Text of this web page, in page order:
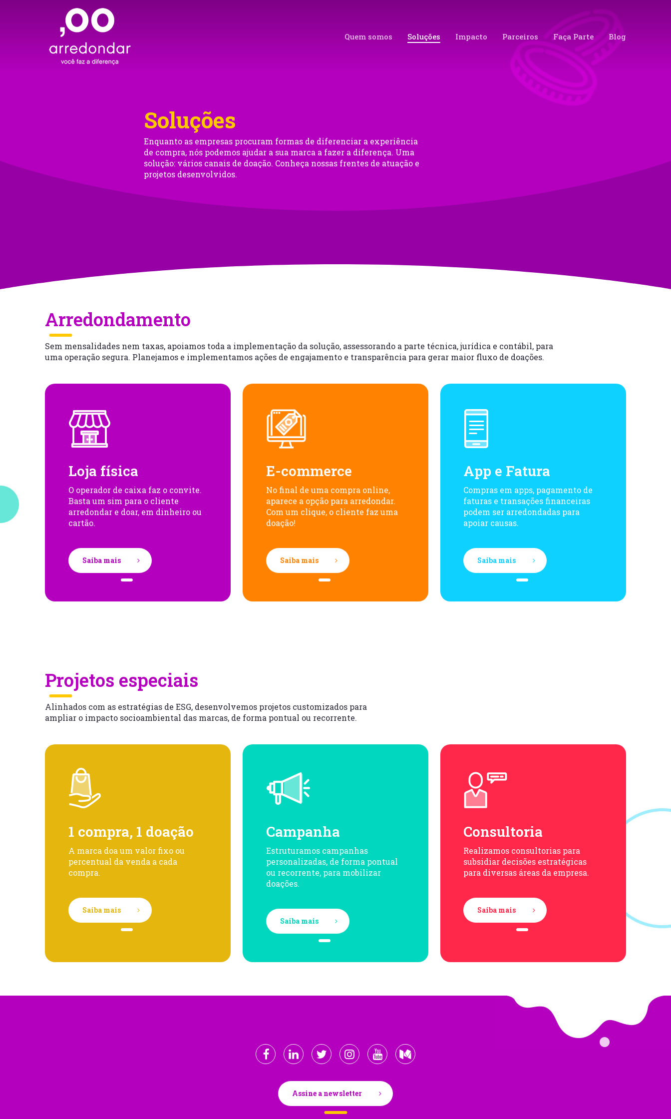
Quem somos Soluções Impacto Parceiros Faça Parte Blog
Soluções
Enquanto as empresas procuram formas de diferenciar a experiência
de compra, nós podemos ajudar a sua marca a fazer a diferença. Uma
solução: vários canais de doação. Conheça nossas frentes de atuação e
projetos desenvolvidos.
Arredondamento
Sem mensalidades nem taxas, apoiamos toda a implementação da solução, assessorando a parte técnica, jurídica e contábil, para
uma operação segura. Planejamos e implementamos ações de engajamento e transparência para gerar maior fluxo de doações.
Loja física
O operador de caixa faz o convite.
Basta um sim para o cliente
arredondar e doar, em dinheiro ou
cartão.
Saiba mais
E-commerce
No final de uma compra online,
aparece a opção para arredondar.
Com um clique, o cliente faz uma
doação!
Saiba mais
App e Fatura
Compras em apps, pagamento de
faturas e transações financeiras
podem ser arredondadas para
apoiar causas.
Saiba mais
Projetos especiais
Alinhados com as estratégias de ESG, desenvolvemos projetos customizados para
ampliar o impacto socioambiental das marcas, de forma pontual ou recorrente.
1 compra, 1 doação
A marca doa um valor fixo ou
percentual da venda a cada
compra.
Saiba mais
Campanha
Estruturamos campanhas
personalizadas, de forma pontual
ou recorrente, para mobilizar
doações.
Saiba mais
Consultoria
Realizamos consultorias para
subsidiar decisões estratégicas
para diversas áreas da empresa.
Saiba mais
Assine a newsletter